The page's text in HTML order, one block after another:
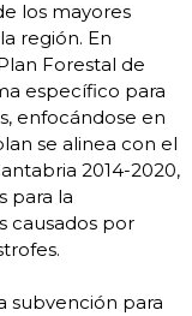
los mayores
región. En
Forestal de
específico para
enfocándose en
se alinea con el
2014-2020,
para la
causados por
subvención para